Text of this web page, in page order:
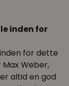
inden for
for dette
Weber,
altid en god